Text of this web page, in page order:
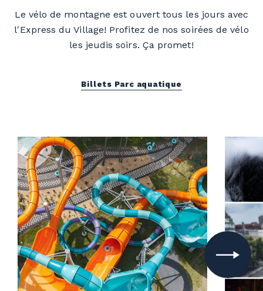
Le vélo de montagne est ouvert tous les jours avec
l'Express du Village! Profitez de nos soirées de vélo
les jeudis soirs. Ça promet!
Billets Parc aquatique